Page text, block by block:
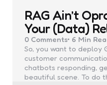
RAG Ain’t
Your (Data)
0 Comments 6 Min
So, you want to deploy
customer
chatbots responding,
beautiful scene. To do